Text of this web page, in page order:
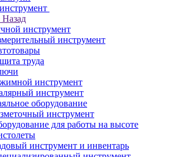
Назад
инструмент
инструмент
труда
инструмент
инструмент
оборудование
инструмент
для работы на высоте
инструмент и инвентарь